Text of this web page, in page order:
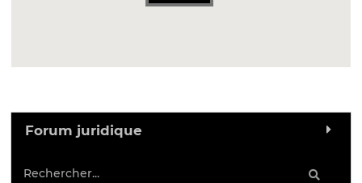
Forum juridique